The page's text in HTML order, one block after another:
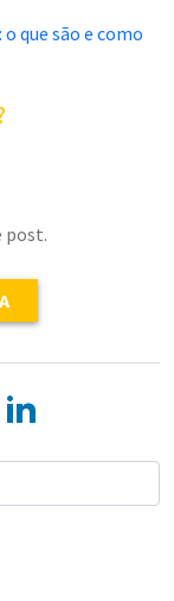
que são e como
post.